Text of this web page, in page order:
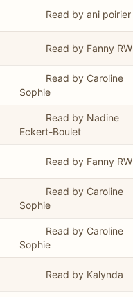
Read by ani poirier
Read by Fanny RW
Read by Caroline
Sophie
Read by Nadine
Eckert-Boulet
Read by Fanny RW
Read by Caroline
Sophie
Read by Caroline
Sophie
Read by Kalynda